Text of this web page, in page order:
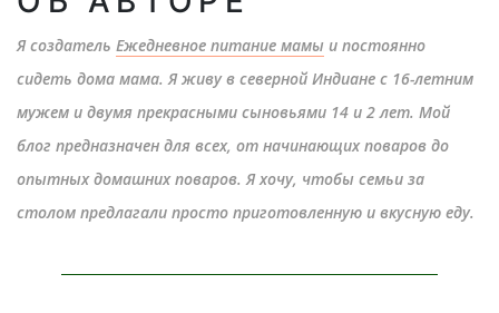
Я создатель Ежедневное питание мамы и постоянно
сидеть дома мама. Я живу в северной Индиане с 16-летним
мужем и двумя прекрасными сыновьями 14 и 2 лет. Мой
блог предназначен для всех, от начинающих поваров до
опытных домашних поваров. Я хочу, чтобы семьи за
столом предлагали просто приготовленную и вкусную еду.